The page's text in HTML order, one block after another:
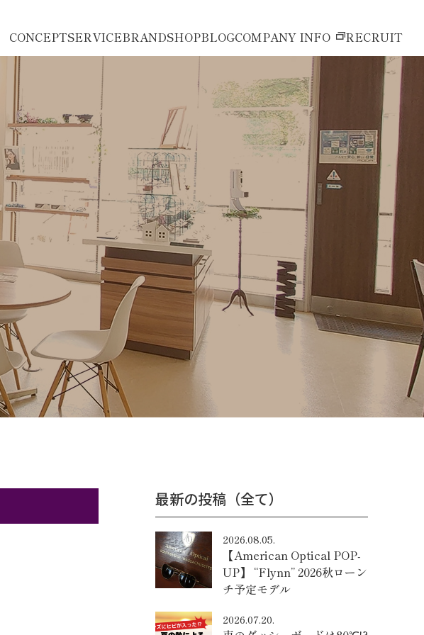
CONCEPTSERVICEBRANDSHOPBLOGCOMPANY INFO RECRUIT
最新の投稿（全て）
2026.08.05.
【American Optical POP-
UP】 “Flynn” 2026秋ローン
チ予定モデル
2026.07.20.